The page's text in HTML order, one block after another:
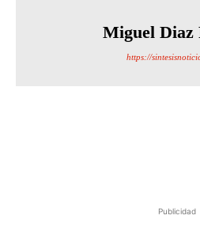
Miguel Diaz
https://
Publicidad